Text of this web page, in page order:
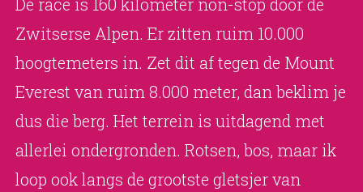
De race is 160 kilometer non-stop door de
Zwitserse Alpen. Er zitten ruim 10.000
hoogtemeters in. Zet dit af tegen de Mount
Everest van ruim 8.000 meter, dan beklim je
dus die berg. Het terrein is uitdagend met
allerlei ondergronden. Rotsen, bos, maar ik
loop ook langs de grootste gletsjer van